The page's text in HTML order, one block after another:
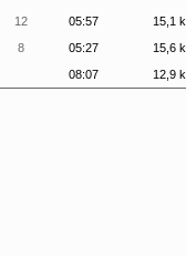
12 05:57
15,1
8 05:27
15,6
08:07 12,9